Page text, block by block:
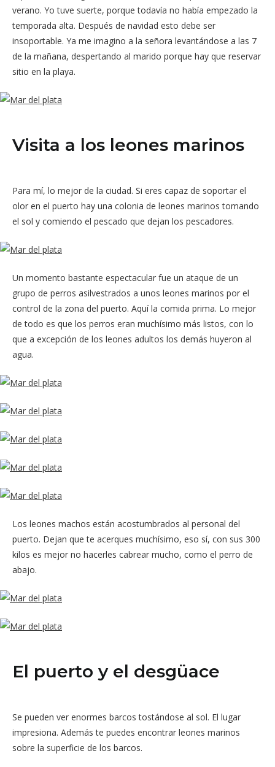
verano. Yo tuve suerte, porque todavía no había empezado la
temporada alta. Después de navidad esto debe ser
insoportable. Ya me imagino a la señora levantándose a las 7
de la mañana, despertando al marido porque hay que reservar
sitio en la playa.
Visita a los leones marinos
Para mí, lo mejor de la ciudad. Si eres capaz de soportar el
olor en el puerto hay una colonia de leones marinos tomando
el sol y comiendo el pescado que dejan los pescadores.
Un momento bastante espectacular fue un ataque de un
grupo de perros asilvestrados a unos leones marinos por el
control de la zona del puerto. Aquí la comida prima. Lo mejor
de todo es que los perros eran muchísimo más listos, con lo
que a excepción de los leones adultos los demás huyeron al
agua.
Los leones machos están acostumbrados al personal del
puerto. Dejan que te acerques muchísimo, eso sí, con sus 300
kilos es mejor no hacerles cabrear mucho, como el perro de
abajo.
El puerto y el desgüace
Se pueden ver enormes barcos tostándose al sol. El lugar
impresiona. Además te puedes encontrar leones marinos
sobre la superficie de los barcos.